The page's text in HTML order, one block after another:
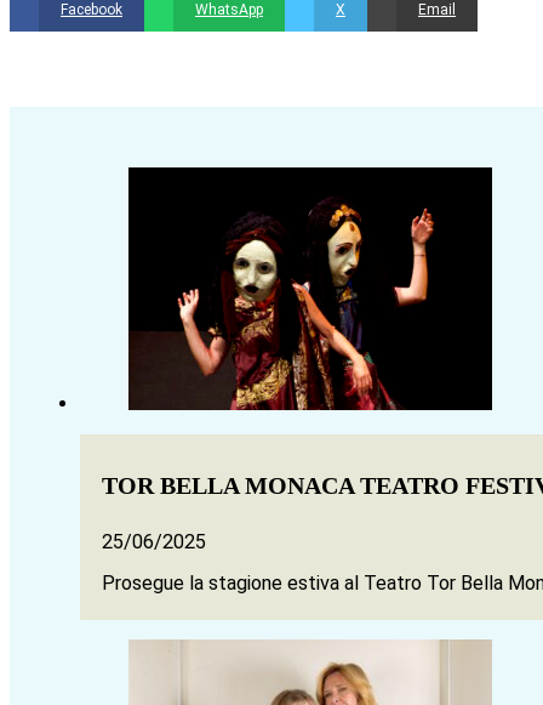
Facebook WhatsApp X Email
TOR BELLA MONACA TEATRO
25/06/2025
Prosegue la stagione estiva al Teatro Tor Bella